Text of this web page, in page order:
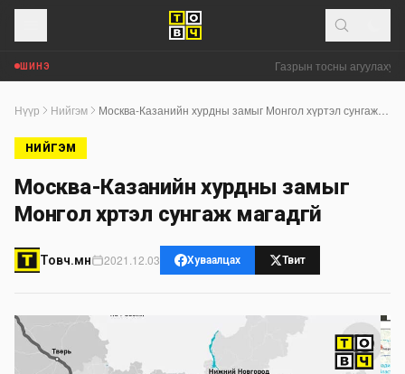
ШИНЭ Газрын тосны
Нүүр Нийгэм
НИЙГЭМ
Москва-Казанийн хурдны замыг
Монгол хүртэл сунгаж магадгүй
Товч.мн 2021.12.03 Хуваалцах Твит